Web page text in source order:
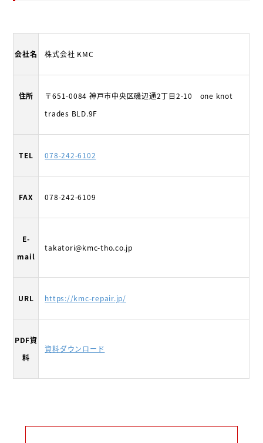
会社名 株式会社 KMC
住所
〒651-0084 神戸市中央区磯辺通2丁目2-10 one knot
trades BLD.9F
TEL 078-242-6102
FAX 078-242-6109
E-
mail
takatori@kmc-tho.co.jp
URL https://kmc-repair.jp/
PDF資
料
資料ダウンロード